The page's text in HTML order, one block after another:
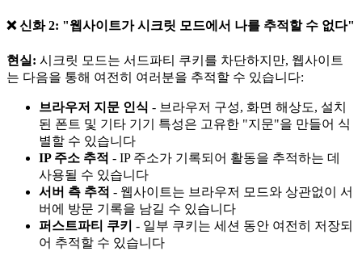
❌ 신화 2: "웹사이트가 시크릿 모드에서 나를 추적할 수 없다"
현실: 시크릿 모드는 서드파티 쿠키를 차단하지만, 웹사이트
는 다음을 통해 여전히 여러분을 추적할 수 있습니다:
브라우저 지문 인식 - 브라우저 구성, 화면 해상도, 설치
된 폰트 및 기타 기기 특성은 고유한 "지문"을 만들어 식
별할 수 있습니다
IP 주소 추적 - IP 주소가 기록되어 활동을 추적하는 데
사용될 수 있습니다
서버 측 추적 - 웹사이트는 브라우저 모드와 상관없이 서
버에 방문 기록을 남길 수 있습니다
퍼스트파티 쿠키 - 일부 쿠키는 세션 동안 여전히 저장되
어 추적할 수 있습니다